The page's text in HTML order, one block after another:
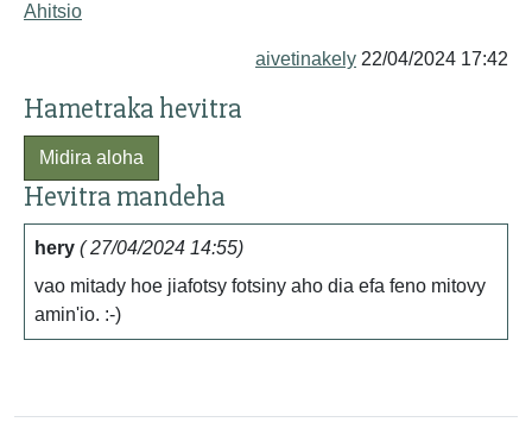
Ahitsio
aivetinakely 22/04/2024 17:42
Hametraka hevitra
Midira aloha
Hevitra mandeha
hery ( 27/04/2024 14:55)
vao mitady hoe jiafotsy fotsiny aho dia efa feno mitovy
amin'io. :-)